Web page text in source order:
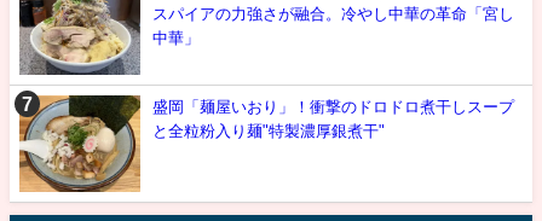
スパイアの力強さが融合。冷やし中華の革命「宮し
中華」
盛岡「麺屋いおり」！衝撃のドロドロ煮干しスープ
と全粒粉入り麺"特製濃厚銀煮干"